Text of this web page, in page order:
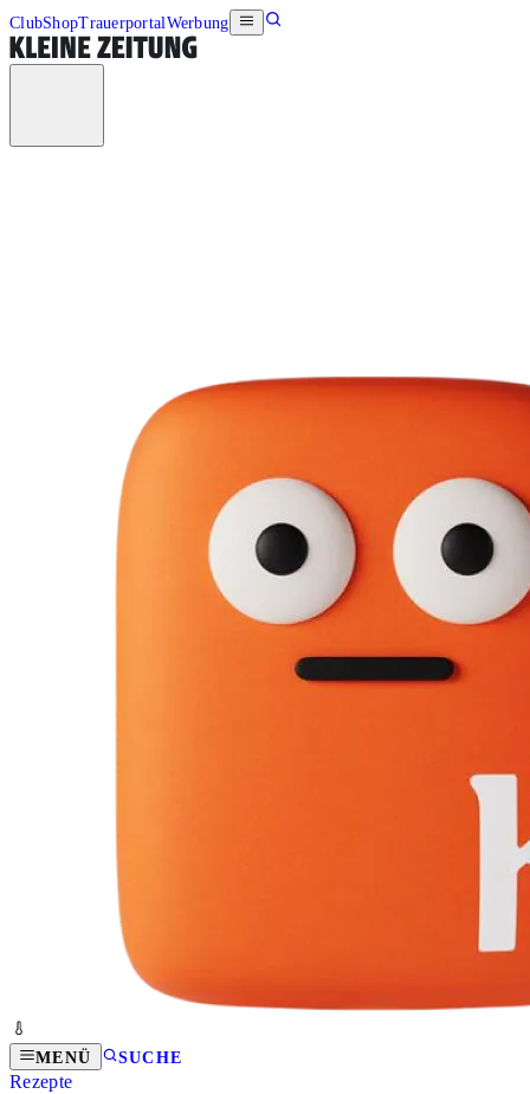
ClubShopTrauerportalWerbung
MENÜ SUCHE
Rezepte